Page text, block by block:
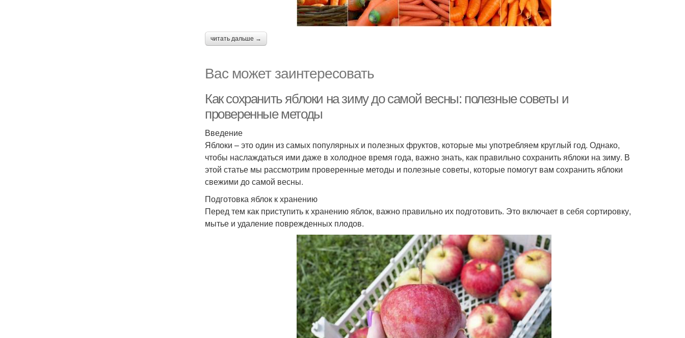
читать дальше →
Вас может заинтересовать
Как сохранить яблоки на зиму до самой весны: полезные советы и
проверенные методы
Введение
Яблоки – это один из самых популярных и полезных фруктов, которые мы употребляем круглый год. Однако,
чтобы наслаждаться ими даже в холодное время года, важно знать, как правильно сохранить яблоки на зиму. В
этой статье мы рассмотрим проверенные методы и полезные советы, которые помогут вам сохранить яблоки
свежими до самой весны.
Подготовка яблок к хранению
Перед тем как приступить к хранению яблок, важно правильно их подготовить. Это включает в себя сортировку,
мытье и удаление поврежденных плодов.